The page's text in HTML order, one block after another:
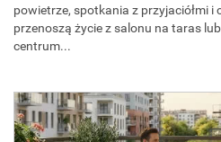
powietrze, spotkania z przyjaciółmi i
przenoszą życie z salonu na taras
centrum...